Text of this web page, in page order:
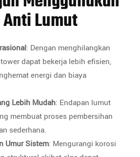
Lumut
: Dengan menghilangkan
dapat bekerja lebih efisien,
energi dan biaya
Lebih Mudah: Endapan lumut
membuat proses pembersihan
sederhana.
Umur Sistem: Mengurangi korosi